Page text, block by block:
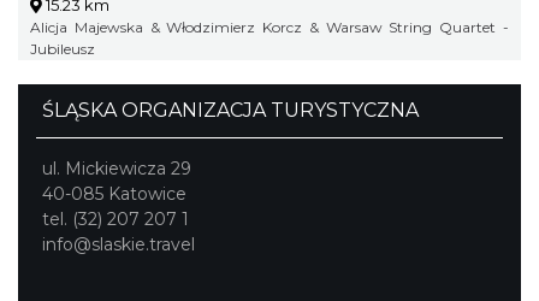
15.23 km
Alicja Majewska & Włodzimierz Korcz & Warsaw String Quartet -
Jubileusz
ŚLĄSKA ORGANIZACJA TURYSTYCZNA
ul. Mickiewicza 29
40-085 Katowice
tel. (32) 207 207 1
info@slaskie.travel